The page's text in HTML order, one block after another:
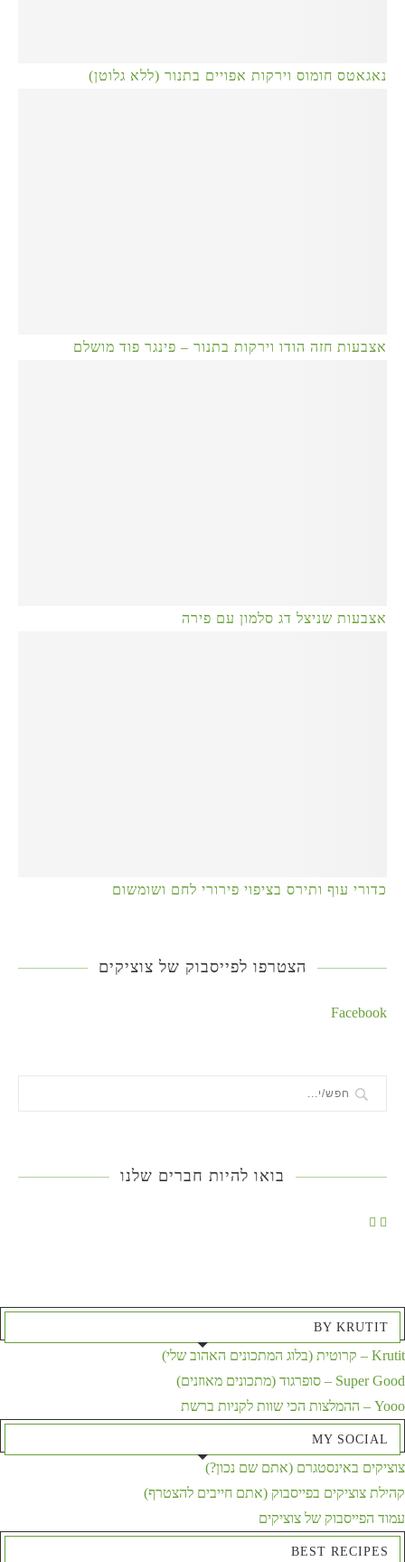
נאגאטס חומוס וירקות אפויים בתנור (ללא גלוטן)
אצבעות חזה הודו וירקות בתנור – פינגר פוד מושלם
אצבעות שניצל דג סלמון עם פירה
כדורי עוף ותירס בציפוי פירורי לחם ושומשום
הצטרפו לפייסבוק של צוציקים
Facebook
בואו להיות חברים שלנו
BY KRUTIT
Krutit – קרוטית (בלוג המתכונים האהוב שלי)
Super Good – סופרגוד (מתכונים מאוזנים)
Yooo – ההמלצות הכי שוות לקניות ברשת
MY SOCIAL
צוציקים באינסטגרם (אתם שם נכון?)
קהילת צוציקים בפייסבוק (אתם חייבים להצטרף)
עמוד הפייסבוק של צוציקים
BEST RECIPES